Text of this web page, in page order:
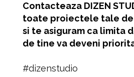
Contacteaza DIZEN
toate proiectele tale de
si te asiguram ca limita
de tine va deveni
#dizenstudio